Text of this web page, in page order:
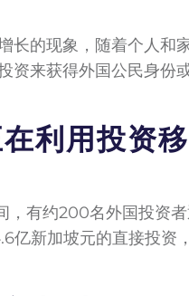
长的现象，随着个人和
资来获得外国公民身份
利用投资
有约200名外国投资
亿新加坡元的直接投资